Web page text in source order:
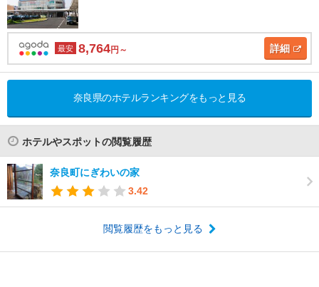
最安 8,764円～ 詳細
奈良県のホテルランキングをもっと見る
ホテルやスポットの閲覧履歴
奈良町にぎわいの家
3.42
閲覧履歴をもっと見る